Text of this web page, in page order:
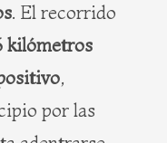
. El recorrido
kilómetros
,
por las